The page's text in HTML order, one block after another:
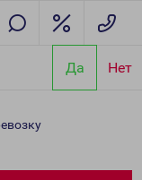
Да Нет